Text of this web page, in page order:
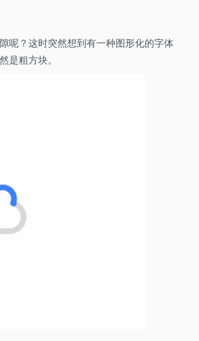
呢？这时突然想到有一种图形化的字体
是粗方块。